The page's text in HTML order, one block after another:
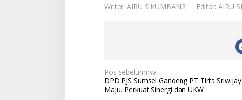
Writer: AIRU SIKUMBANG
Editor: AIRU
N
a
Pos sebelumnya
DPD PJS Sumsel Gandeng PT Tirta
Maju, Perkuat Sinergi dan UKW